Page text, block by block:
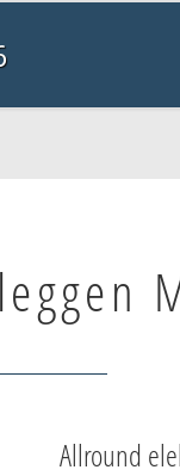
Allround